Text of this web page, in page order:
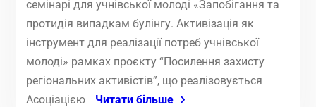
семінарі для учнівської молоді «Запобігання та
протидія випадкам булінгу. Активізація як
інструмент для реалізації потреб учнівської
молоді» рамках проєкту “Посилення захисту
регіональних активістів”, що реалізовується
Асоціацією
Читати більше